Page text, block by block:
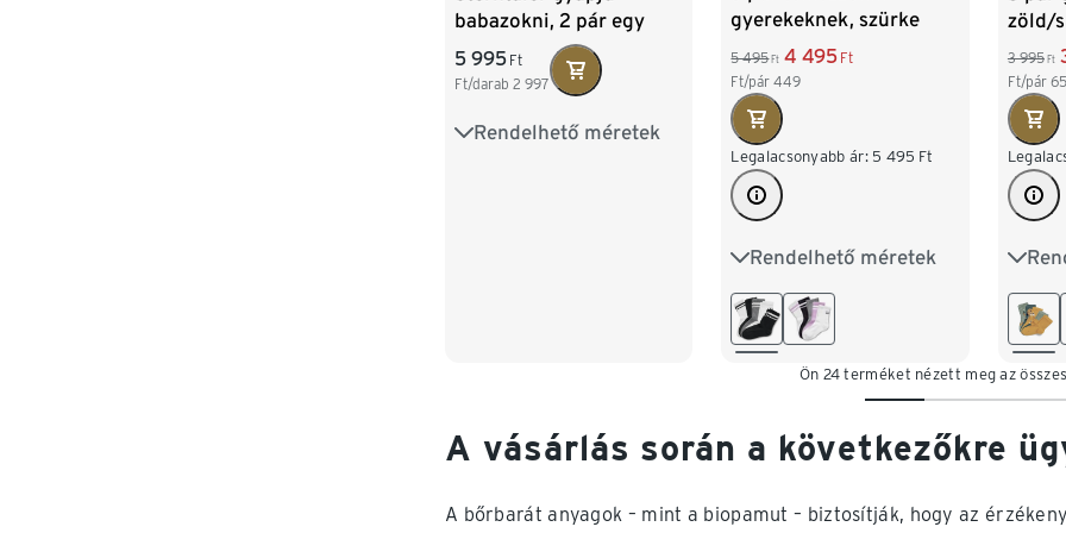
babazokni, 2 pár egy
csomagban
5 995 Ft
Ft/darab 2 997
Rendelhető méretek
19 17-18 13-14
gyerekeknek, szürke
5 495 Ft 4 495 Ft
Ft/pár449
Legalacsonyabb ár: 5 495 Ft
Rendelhető méretek
23-26 27-30 31-34
35-38 39-42
zöld/
3 995 Ft
Ft/pár
23-26
Ön 24 terméket nézett meg az
A vásárlás során a következőkre
A bőrbarát anyagok – mint a biopamut – biztosítják, hogy az